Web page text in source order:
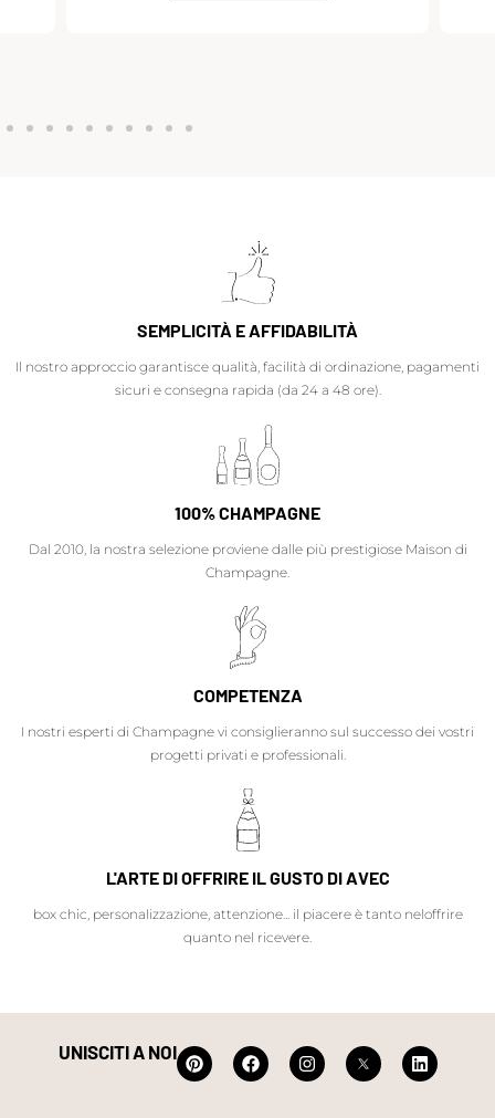
SEMPLICITÀ E AFFIDABILITÀ
Il nostro approccio garantisce qualità, facilità di ordinazione, pagamenti
sicuri e consegna rapida (da 24 a 48 ore).
100% CHAMPAGNE
Dal 2010, la nostra selezione proviene dalle più prestigiose Maison di
Champagne.
COMPETENZA
I nostri esperti di Champagne vi consiglieranno sul successo dei vostri
progetti privati e professionali.
L'ARTE DI OFFRIRE IL GUSTO DI AVEC
box chic, personalizzazione, attenzione... il piacere è tanto neloffrire
quanto nel ricevere.
UNISCITI A NOI